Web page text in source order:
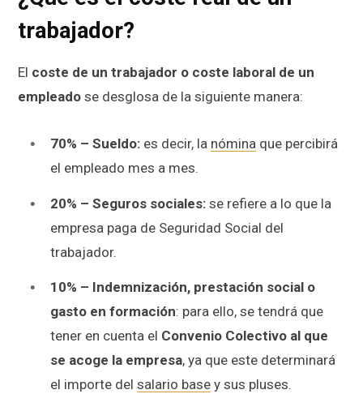
trabajador?
El coste de un trabajador o coste laboral de un
empleado se desglosa de la siguiente manera:
70% – Sueldo: es decir, la nómina que percibirá
el empleado mes a mes.
20% – Seguros sociales: se refiere a lo que la
empresa paga de Seguridad Social del
trabajador.
10% – Indemnización, prestación social o
gasto en formación: para ello, se tendrá que
tener en cuenta el Convenio Colectivo al que
se acoge la empresa, ya que este determinará
el importe del salario base y sus pluses.